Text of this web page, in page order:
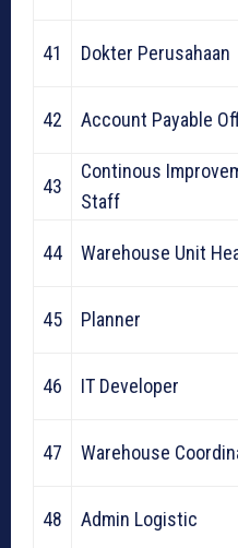
41 Dokter Perusahaan
42 Account Payable
43
Continous
Staff
44 Warehouse Unit
45 Planner
46 IT Developer
47 Warehouse
48 Admin Logistic